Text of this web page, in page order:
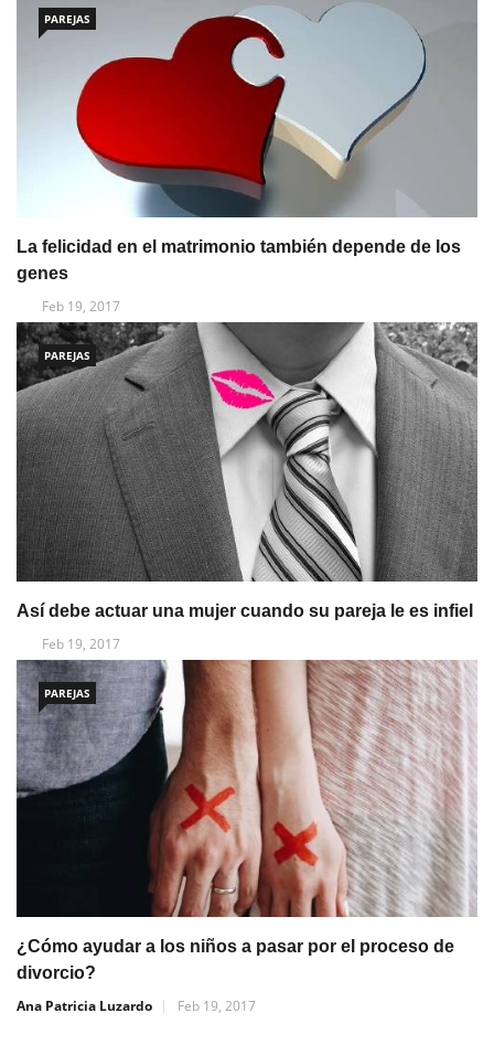
PAREJAS
La felicidad en el matrimonio también depende de los
genes
Feb 19, 2017
PAREJAS
Así debe actuar una mujer cuando su pareja le es infiel
Feb 19, 2017
PAREJAS
¿Cómo ayudar a los niños a pasar por el proceso de
divorcio?
Ana Patricia Luzardo
Feb 19, 2017